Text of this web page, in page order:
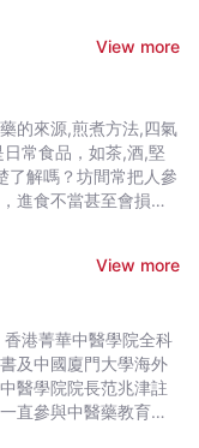
View more
的來源,煎煮方法,四氣
常食品，如茶,酒,堅
了解嗎？坊間常把人參
進食不當甚至會損害
原理，再就一些常見
水食譜及藥用妙法，
錦〉，以保健運動配
。
View more
及中國廈門大學海外
醫學院院長范兆津註
直參與中醫藥教育及